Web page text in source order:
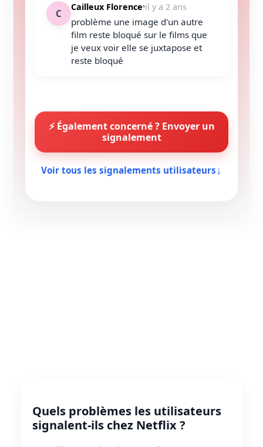
C
Cailleux Florence il y a 2 ans
problème une image d'un autre
film reste bloqué sur le films que
je veux voir elle se juxtapose et
reste bloqué
⚡ Également concerné ? Envoyer un
signalement
Voir tous les signalements utilisateurs↓
Quels problèmes les utilisateurs
signalent-ils chez Netflix ?